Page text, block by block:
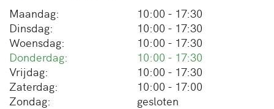
Maandag:
10:00 - 17:30
Dinsdag:
10:00 - 17:30
Woensdag:
10:00 - 17:30
Donderdag:
10:00 - 17:30
Vrijdag:
10:00 - 17:30
Zaterdag:
10:00 - 17:00
Zondag:
gesloten